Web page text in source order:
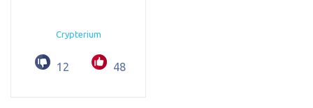
Crypterium
12 48